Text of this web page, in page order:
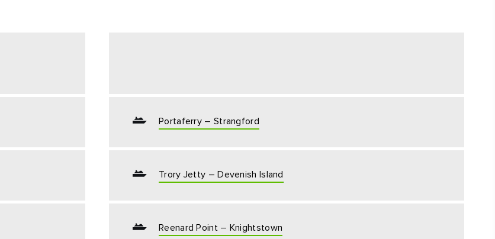
Portaferry – Strangford
Trory Jetty – Devenish Island
Reenard Point – Knightstown